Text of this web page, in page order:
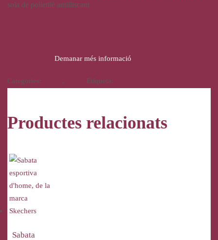
sola de polietilè antilliscant
Demanar més informació
Categories: , Etiqueta:
Productes relacionats
Sabata